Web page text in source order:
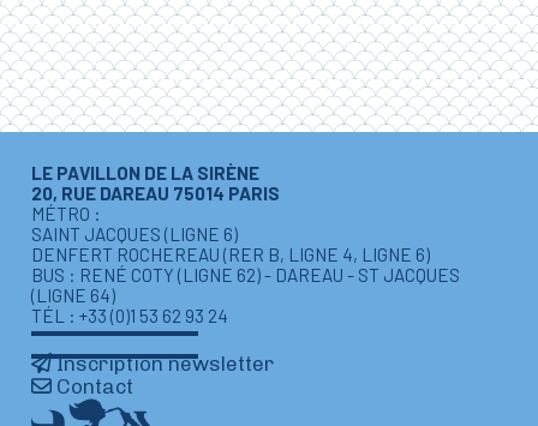
LE PAVILLON DE LA SIRÈNE
20, RUE DAREAU 75014 PARIS
MÉTRO :
SAINT JACQUES (LIGNE 6)
DENFERT ROCHEREAU (RER B, LIGNE 4, LIGNE 6)
BUS : RENÉ COTY (LIGNE 62) - DAREAU - ST JACQUES
(LIGNE 64)
TÉL : +33 (0)1 53 62 93 24
Inscription newsletter
Contact